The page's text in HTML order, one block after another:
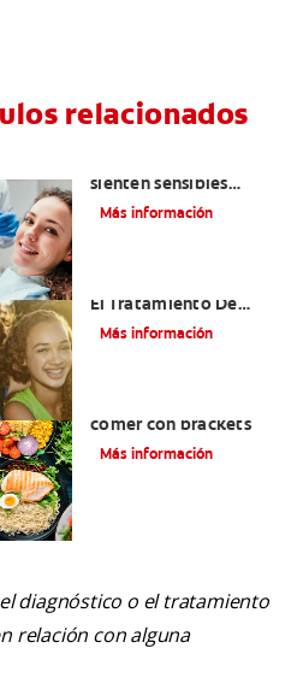
relacionados
sienten sensibles
después de una
Más información
El Tratamiento De
Ortodoncia
Más información
comer con brackets
Más información
diagnóstico o el tratamiento
relación con alguna